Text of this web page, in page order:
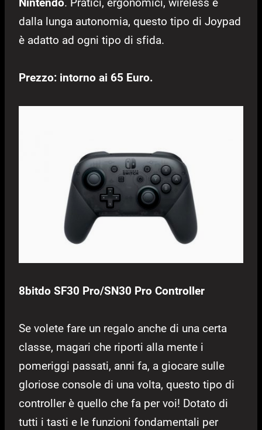
dalla lunga autonomia, questo tipo di Joypad
è adatto ad ogni tipo di sfida.
Prezzo: intorno ai 65 Euro.
8bitdo SF30 Pro/SN30 Pro Controller
Se volete fare un regalo anche di una certa
classe, magari che riporti alla mente i
pomeriggi passati, anni fa, a giocare sulle
gloriose console di una volta, questo tipo di
controller è quello che fa per voi! Dotato di
tutti i tasti e le funzioni fondamentali per